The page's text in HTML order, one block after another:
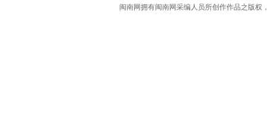
闽南网拥有闽南网采编人员所创作作品之版